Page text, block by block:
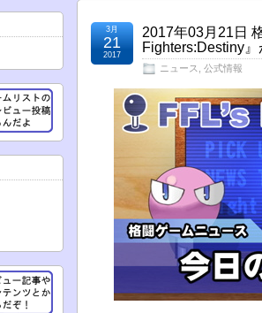
2017年03月21日
Fighters:Destiny
ニュース 公式情報
3月
21
2017